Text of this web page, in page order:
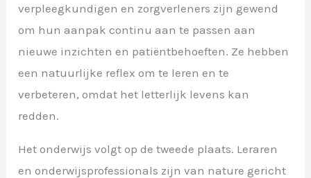
verpleegkundigen en zorgverleners zijn gewend
om hun aanpak continu aan te passen aan
nieuwe inzichten en patiëntbehoeften. Ze hebben
een natuurlijke reflex om te leren en te
verbeteren, omdat het letterlijk levens kan
redden.
Het onderwijs volgt op de tweede plaats. Leraren
en onderwijsprofessionals zijn van nature gericht